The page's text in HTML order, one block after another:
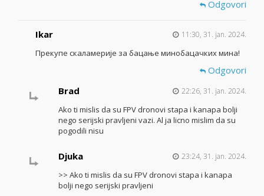
Odgovori
Ikar 11:30, 31. jan. 2024.
Прекупе скаламерије за бацање минобацачких мина!
Odgovori
Brad
22:26, 31. jan. 2024.
Ako ti mislis da su FPV dronovi stapa i kanapa bolji
nego serijski pravljeni vazi. Al ja licno mislim da su
pogodili nisu
Djuka 23:24, 31. jan. 2024.
>> Ako ti mislis da su FPV dronovi stapa i kanapa
bolji nego serijski pravljeni